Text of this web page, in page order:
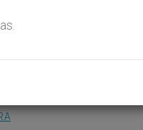
laical en